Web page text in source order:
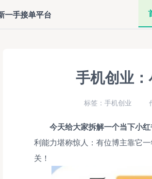
一手接单平台
手机创业
标签：手机创业
今天给大家拆解一个当下小
利能力堪称惊人：有位博主靠它
关！